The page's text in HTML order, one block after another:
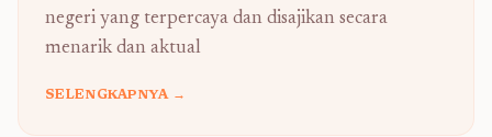
negeri yang terpercaya dan disajikan secara
menarik dan aktual
SELENGKAPNYA →